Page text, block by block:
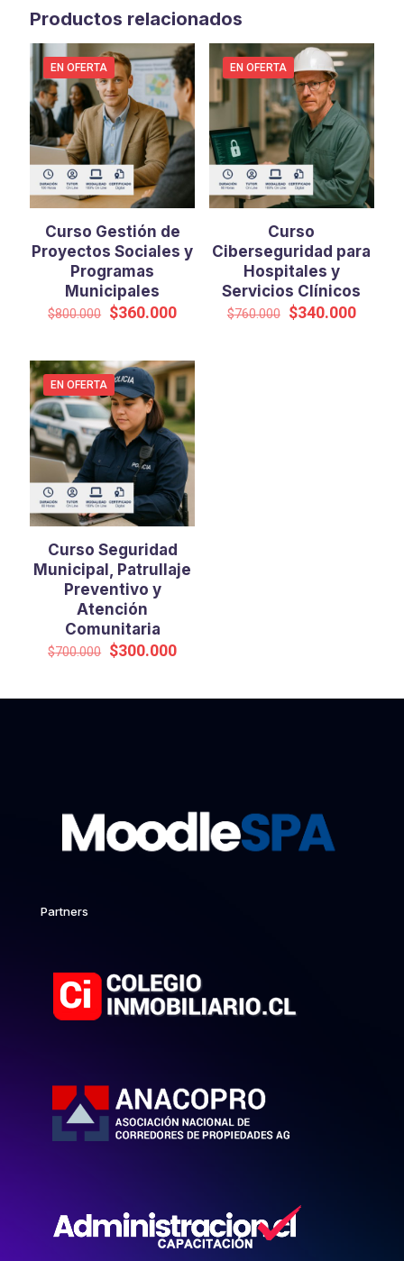
Productos relacionados
EN OFERTA
Curso Gestión de
Proyectos Sociales y
Programas
Municipales
$800.000 El
era:
$800.000.
$360.000El
es:
$360.000.
EN OFERTA
Curso
Ciberseguridad para
Hospitales y
Servicios Clínicos
$760.000 El
$340.000El
EN OFERTA
Curso Seguridad
Municipal, Patrullaje
Preventivo y
Atención
Comunitaria
$700.000 El
era:
$300.000El
es:
Partners